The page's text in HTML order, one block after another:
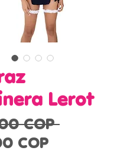
Lerot
COP Precio
COP